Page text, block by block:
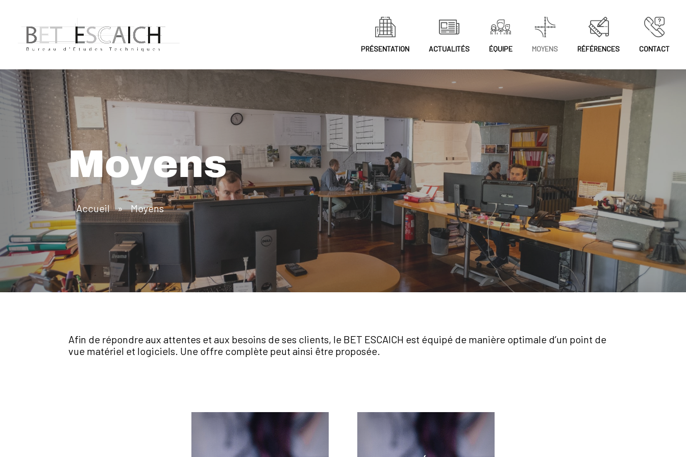
PRÉSENTATION ACTUALITÉS ÉQUIPE MOYENS RÉFÉRENCES CONTACT
Moyens
Accueil » Moyens
Afin de répondre aux attentes et aux besoins de ses clients, le BET ESCAICH est équipé de manière optimale d’un point de
vue matériel et logiciels. Une offre complète peut ainsi être proposée.